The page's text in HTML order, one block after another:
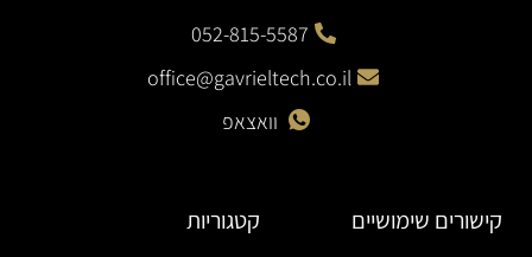
052-815-5587
office@gavrieltech.co.il
וואצאפ
קישורים שימושיים קטגוריות